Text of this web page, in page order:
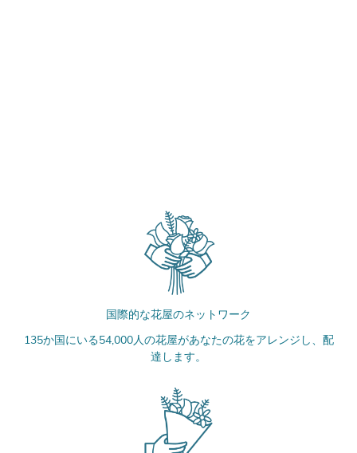
国際的な花屋のネットワーク
135か国にいる54,000人の花屋があなたの花をアレンジし、配
達します。